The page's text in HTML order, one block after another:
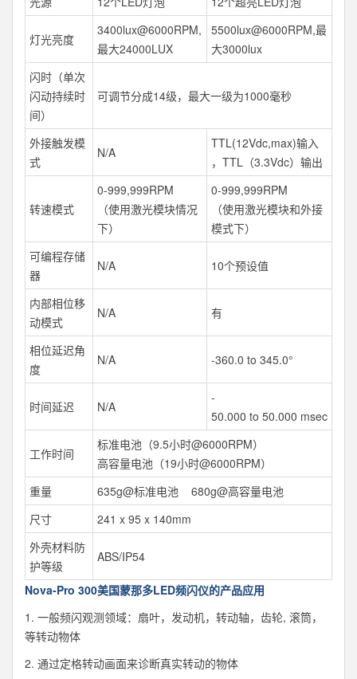
灯光亮度
3400lux@6000RPM,
最大24000LUX
5500lux@6000RPM,最
大3000lux
闪时（单次
闪动持续时
间）
可调节分成14级，最大一级为1000毫秒
外接触发模
式
N/A
TTL(12Vdc,max)输入
，TTL（3.3Vdc）输出
转速模式
0-999,999RPM
（使用激光模块情况
下）
0-999,999RPM
（使用激光模块和外接
模式下）
可编程存储
器
N/A 10个预设值
内部相位移
动模式
N/A 有
相位延迟角
度
N/A ‐360.0 to 345.0°
时间延迟 N/A
‐
50.000 to 50.000 msec
工作时间
标准电池（9.5小时@6000RPM）
高容量电池（19小时@6000RPM）
重量
635g@标准电池 680g@高容量电池
尺寸
241 x 95 x 140mm
外壳材料防
护等级
ABS/IP54
Nova-Pro 300美国蒙那多LED频闪仪的产品应用
1. 一般频闪观测领域：扇叶，发动机，转动轴，齿轮, 滚筒，
等转动物体
2. 通过定格转动画面来诊断真实转动的物体